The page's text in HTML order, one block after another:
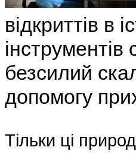
відкриттів в
безсилий
допомогу
Тільки ці